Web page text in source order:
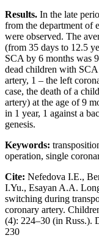
Results. In the late
from the department of
were observed. The
(from 35 days to 12.5
SCA by 6 months was
dead children with
artery, 1 – the left
case, the death of a
artery) at the age of 9
in 1 year, 1 against a
genesis.
Keywords:
operation, single
Cite: Nefedova I.E.,
I.Yu., Esayan A.A.
switching during
coronary artery.
(4): 224–30 (in Russ.).
230